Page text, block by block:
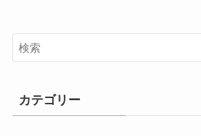
カテゴリー